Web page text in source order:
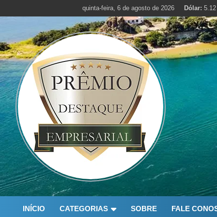
to
quinta-feira, 6 de agosto de 2026 Dólar: 5.12
INÍCIO CATEGORIAS SOBRE FALE